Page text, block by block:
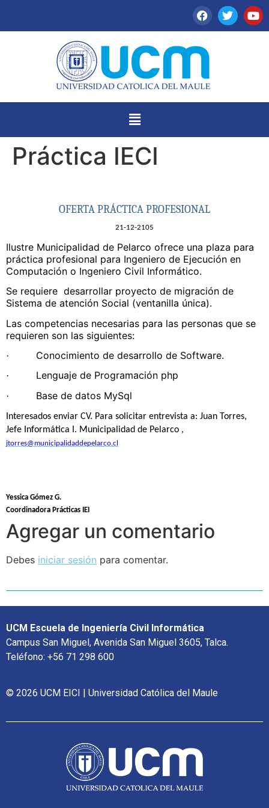
Práctica IECI
OFERTA PRÁCTICA PROFESIONAL
21-12-2105
Ilustre Municipalidad de Pelarco ofrece una plaza para
práctica profesional para Ingeniero de Ejecución en
Computación o Ingeniero Civil Informático.
Se requiere desarrollar proyecto de migración de
Sistema de atención Social (ventanilla única).
Las competencias necesarias para las personas que se
requieren son las siguientes:
· Conocimiento de desarrollo de Software.
· Lenguaje de Programación php
· Base de datos MySql
Interesados enviar CV. Para solicitar entrevista a: Juan Torres,
Jefe Informática I. Municipalidad de Pelarco ,
jtorres@municipalidaddepelarco.cl
Yessica Gómez G.
Coordinadora Prácticas IEI
Agregar un comentario
Debes iniciar sesión para comentar.
UCM Escuela de Ingeniería Civil Informática
Campus San Miguel, Avenida San Miguel 3605, Talca.
Teléfono: +56 71 298 600
© 2026 UCM EICI | Universidad Católica del Maule